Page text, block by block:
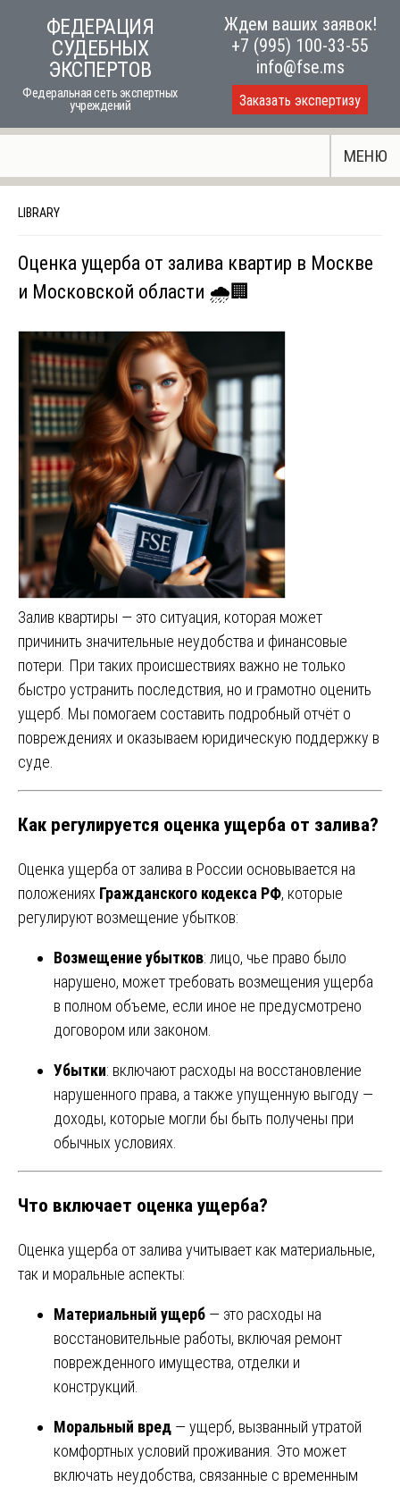
ФЕДЕРАЦИЯ
СУДЕБНЫХ
ЭКСПЕРТОВ
Федеральная сеть экспертных
учреждений
Ждем ваших заявок!
+7 (995) 100-33-55
info@fse.ms
Заказать экспертизу
МЕНЮ
LIBRARY
Оценка ущерба от залива квартир в Москве
и Московской области 🌧️🏢
Залив квартиры — это ситуация, которая может
причинить значительные неудобства и финансовые
потери. При таких происшествиях важно не только
быстро устранить последствия, но и грамотно оценить
ущерб. Мы помогаем составить подробный отчёт о
повреждениях и оказываем юридическую поддержку в
суде.
Как регулируется оценка ущерба от залива?
Оценка ущерба от залива в России основывается на
положениях Гражданского кодекса РФ, которые
регулируют возмещение убытков:
Возмещение убытков: лицо, чье право было
нарушено, может требовать возмещения ущерба
в полном объеме, если иное не предусмотрено
договором или законом.
Убытки: включают расходы на восстановление
нарушенного права, а также упущенную выгоду —
доходы, которые могли бы быть получены при
обычных условиях.
Что включает оценка ущерба?
Оценка ущерба от залива учитывает как материальные,
так и моральные аспекты:
Материальный ущерб — это расходы на
восстановительные работы, включая ремонт
поврежденного имущества, отделки и
конструкций.
Моральный вред — ущерб, вызванный утратой
комфортных условий проживания. Это может
включать неудобства, связанные с временным